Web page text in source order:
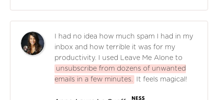
I had no idea how much spam I had in my
inbox and how terrible it was for my
productivity. I used Leave Me Alone to
unsubscribe from dozens of unwanted
emails in a few minutes.
It feels magical!